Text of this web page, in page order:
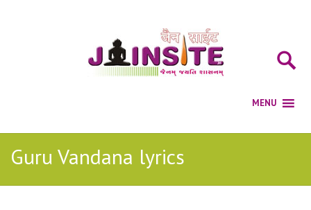
Guru Vandana lyrics